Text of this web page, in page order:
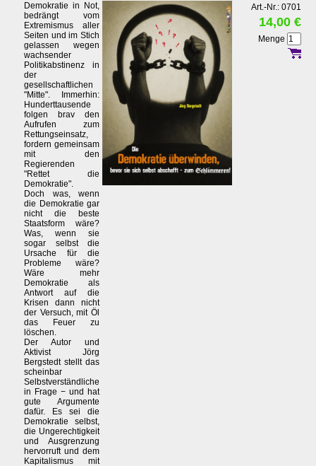
Demokratie in Not,
bedrängt vom
Extremismus aller
Seiten und im Stich
gelassen wegen
wachsender
Politikabstinenz in
der
gesellschaftlichen
"Mitte". Immerhin:
Hunderttausende
folgen brav den
Aufrufen zum
Rettungseinsatz,
fordern gemeinsam
mit den
Regierenden
"Rettet die
Demokratie".
Doch was, wenn
die Demokratie gar
nicht die beste
Staatsform wäre?
Was, wenn sie
sogar selbst die
Ursache für die
Probleme wäre?
Wäre mehr
Demokratie als
Antwort auf die
Krisen dann nicht
der Versuch, mit Öl
das Feuer zu
löschen.
Der Autor und
Aktivist Jörg
Bergstedt stellt das
scheinbar
Selbstverständliche
in Frage − und hat
gute Argumente
dafür. Es sei die
Demokratie selbst,
die Ungerechtigkeit
und Ausgrenzung
hervorruft und dem
Kapitalismus mit
Art.-Nr.: 0701
14,00 €
Menge